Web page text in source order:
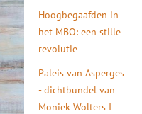
Hoogbegaafden in
het MBO: een stille
revolutie
Paleis van Asperges
- dichtbundel van
Moniek Wolters I